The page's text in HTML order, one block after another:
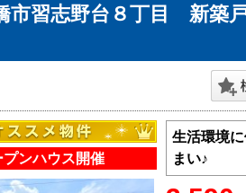
市習志野台８丁目 新築
プンハウス開催
生活環境
まい♪
神奈川支店
沖縄支店